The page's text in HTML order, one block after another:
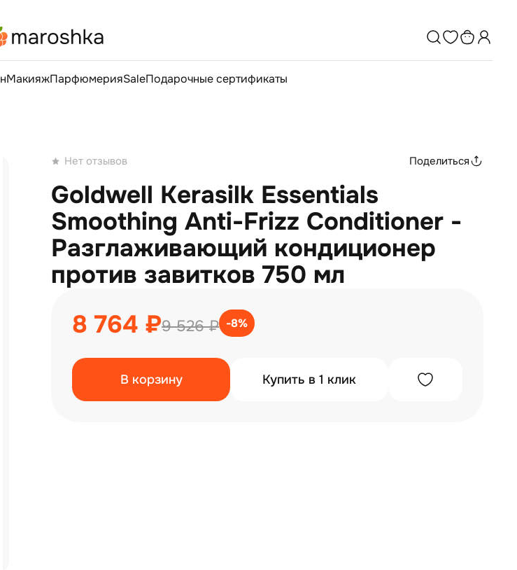
МакияжПарфюмерияSaleПодарочные сертификаты
Нет отзывов Поделиться
Goldwell Kerasilk Essentials
Smoothing Anti-Frizz Conditioner -
Разглаживающий кондиционер
против завитков 750 мл
8 764 ₽9 526 ₽ -8%
В корзину Купить в 1 клик